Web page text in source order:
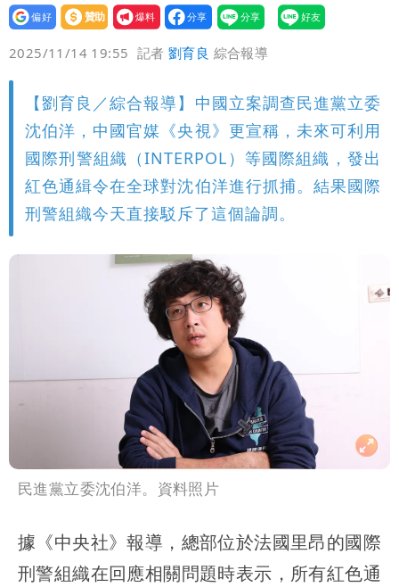
設為
贊助
我要
爆料
2025/11/14 19:55 記者劉育良 綜合報導
【劉育良／綜合報導】中國立案調查民進黨立委
沈伯洋，中國官媒《央視》更宣稱，未來可利用
國際刑警組織（INTERPOL）等國際組織，發出
紅色通緝令在全球對沈伯洋進行抓捕。結果國際
刑警組織今天直接駁斥了這個論調。
民進黨立委沈伯洋。資料照片
據《中央社》報導，總部位於法國里昂的國際
刑警組織在回應相關問題時表示，所有紅色通